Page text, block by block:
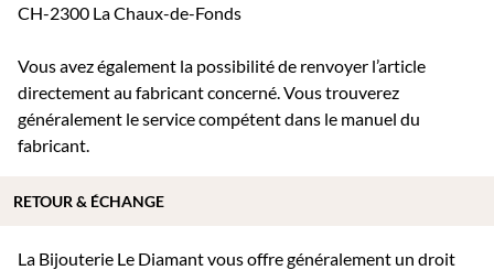
CH-2300 La Chaux-de-Fonds
Vous avez également la possibilité de renvoyer l’article
directement au fabricant concerné. Vous trouverez
généralement le service compétent dans le manuel du
fabricant.
La Bijouterie Le Diamant vous offre généralement un droit
RETOUR & ÉCHANGE